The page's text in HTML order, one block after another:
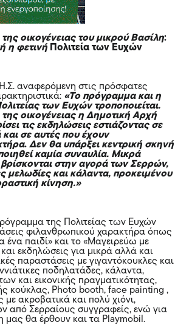
οικογένειας του μικρού Βασίλη:
η φετινή Πολιτεία των Ευχών
αναφερόμενη στις πρόσφατες
«Το πρόγραμμα και η
των Ευχών τροποποιείται.
οικογένειας η Δημοτική Αρχή
τις εκδηλώσεις εστιάζοντας σε
και σε αυτές που έχουν
. Δεν θα υπάρξει κεντρική σκηνή
καμία συναυλία. Μικρά
στην αγορά των Σερρών,
μελωδίες και κάλαντα, προκειμένου
κίνηση.»
της Πολιτείας των Ευχών
φιλανθρωπικού χαρακτήρα όπως
ένα παιδί» και το «Μαγειρεύω με
εκδηλώσεις για μικρά αλλά και
παραστάσεις με γιγαντόκουκλες και
ποδηλατάδες, κάλαντα,
και εικονικής πραγματικότητας,
κούκλας, Photo booth, face painting ,
με ακροβατικά και πολύ χιόνι,
από Σερραίους συγγραφείς, ενώ για
θα έρθουν και τα Playmobil.